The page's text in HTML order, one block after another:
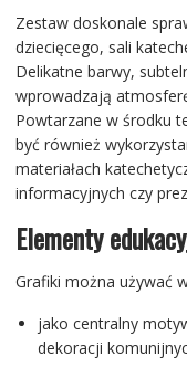
Zestaw doskonale
dziecięcego, sali
Delikatne barwy,
wprowadzają
Powtarzane w środku
być również
materiałach
informacyjnych czy
Elementy
Grafiki można używać
jako centralny
dekoracji